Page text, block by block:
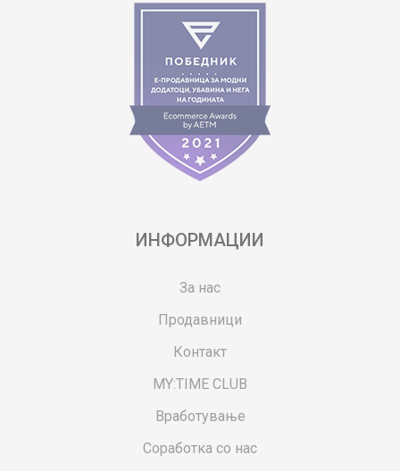
ИНФОРМАЦИИ
За нас
Продавници
Контакт
MY:TIME CLUB
Вработување
Соработка со нас